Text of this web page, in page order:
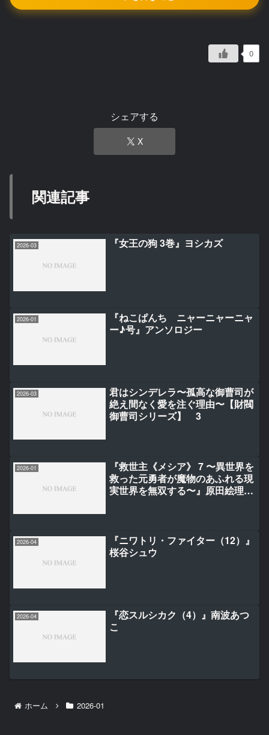
0
シェアする
X
関連記事
2026-03 『女王の狗 3巻』ヨシカズ
2026-01
『ねこぱんち ニャーニャーニャ
ー♪号』アンソロジー
2026-03
君はシンデレラ〜孤高な御曹司が
絶え間なく愛を注ぐ理由〜【財閥
御曹司シリーズ】 3
2026-01
『救世主《メシア》 7 〜異世界を
救った元勇者が魔物のあふれる現
実世界を無双する〜』原田絵理/
2026-04
『ニワトリ・ファイター（12）』
桜谷シュウ
2026-04
『恋スルシカク（4）』南波あつ
こ
ホーム 2026-01